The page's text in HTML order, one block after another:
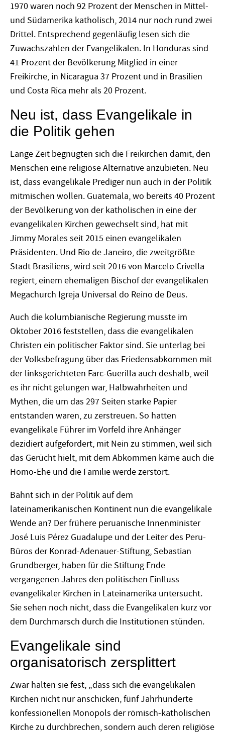
1970 waren noch 92 Prozent der Menschen in Mittel-
und Südamerika katholisch, 2014 nur noch rund zwei
Drittel. Entsprechend gegenläufig lesen sich die
Zuwachszahlen der Evangelikalen. In Honduras sind
41 Prozent der Bevölkerung Mitglied in einer
Freikirche, in Nicaragua 37 Prozent und in Brasilien
und Costa Rica mehr als 20 Prozent.
Neu ist, dass Evangelikale in
die Politik gehen
Lange Zeit begnügten sich die Freikirchen damit, den
Menschen eine religiöse Alternative anzubieten. Neu
ist, dass evangelikale Prediger nun auch in der Politik
mitmischen wollen. Guatemala, wo bereits 40 Prozent
der Bevölkerung von der katholischen in eine der
evangelikalen Kirchen gewechselt sind, hat mit
Jimmy Morales seit 2015 einen evangelikalen
Präsidenten. Und Rio de Janeiro, die zweitgrößte
Stadt Brasiliens, wird seit 2016 von Marcelo Crivella
regiert, einem ehemaligen Bischof der evangelikalen
Megachurch Igreja Universal do Reino de Deus.
Auch die kolumbianische Regierung musste im
Oktober 2016 feststellen, dass die evangelikalen
Christen ein politischer Faktor sind. Sie unterlag bei
der Volksbefragung über das Friedensabkommen mit
der linksgerichteten Farc-Guerilla auch deshalb, weil
es ihr nicht gelungen war, Halbwahrheiten und
Mythen, die um das 297 Seiten starke Papier
entstanden waren, zu zerstreuen. So hatten
evangelikale Führer im Vorfeld ihre Anhänger
dezidiert aufgefordert, mit Nein zu stimmen, weil sich
das Gerücht hielt, mit dem Abkommen käme auch die
Homo-Ehe und die Familie werde zerstört.
Bahnt sich in der Politik auf dem
lateinamerikanischen Kontinent nun die evangelikale
Wende an? Der frühere peruanische Innenminister
José Luis Pérez Guadalupe und der Leiter des Peru-
Büros der Konrad-Adenauer-Stiftung, Sebastian
Grundberger, haben für die Stiftung Ende
vergangenen Jahres den politischen Einfluss
evangelikaler Kirchen in Lateinamerika untersucht.
Sie sehen noch nicht, dass die Evangelikalen kurz vor
dem Durchmarsch durch die Institutionen stünden.
Evangelikale sind
organisatorisch zersplittert
Zwar halten sie fest, „dass sich die evangelikalen
Kirchen nicht nur anschicken, fünf Jahrhunderte
konfessionellen Monopols der römisch-katholischen
Kirche zu durchbrechen, sondern auch deren religiöse